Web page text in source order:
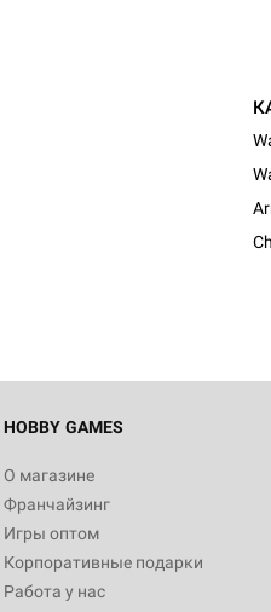
HOBBY GAMES
О магазине
Франчайзинг
Игры оптом
Корпоративные подарки
Работа у нас
Настольная игра Hobby
Белая смерть
12 990
Настольная игра Hobby World
3 490